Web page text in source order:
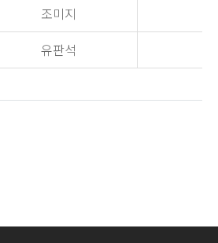
조미지
유판석